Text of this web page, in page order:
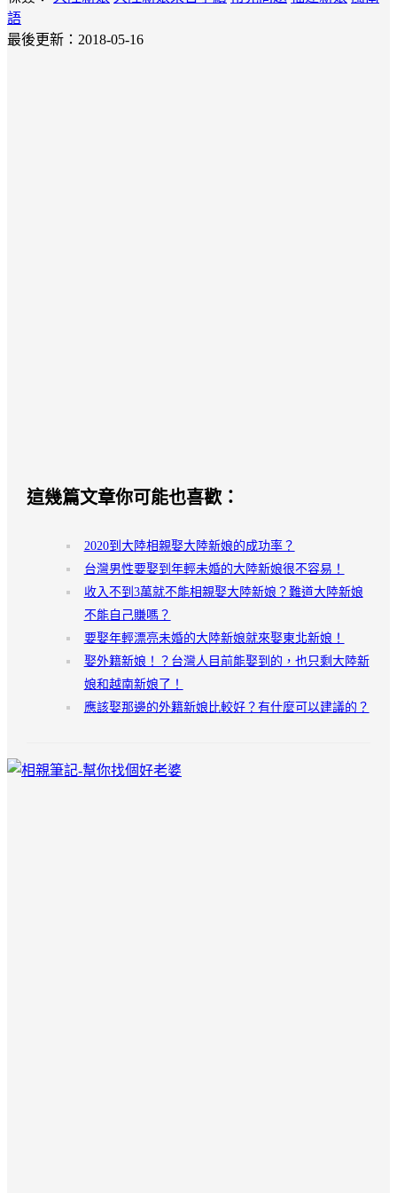
語
最後更新：2018-05-16
這幾篇文章你可能也喜歡：
2020到大陸相親娶大陸新娘的成功率？
台灣男性要娶到年輕未婚的大陸新娘很不容易！
收入不到3萬就不能相親娶大陸新娘？難道大陸新娘
不能自己賺嗎？
要娶年輕漂亮未婚的大陸新娘就來娶東北新娘！
娶外籍新娘！？台灣人目前能娶到的，也只剩大陸新
娘和越南新娘了！
應該娶那邊的外籍新娘比較好？有什麼可以建議的？